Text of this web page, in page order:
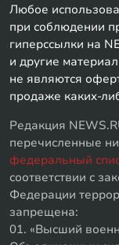
Любое
при соблюдении
гиперссылки на
и другие
не являются
продаже каких-
Редакция
перечисленные
федеральный
соответствии с
Федерации
запрещена:
01. «Высший